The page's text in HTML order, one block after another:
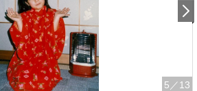
5 ／13